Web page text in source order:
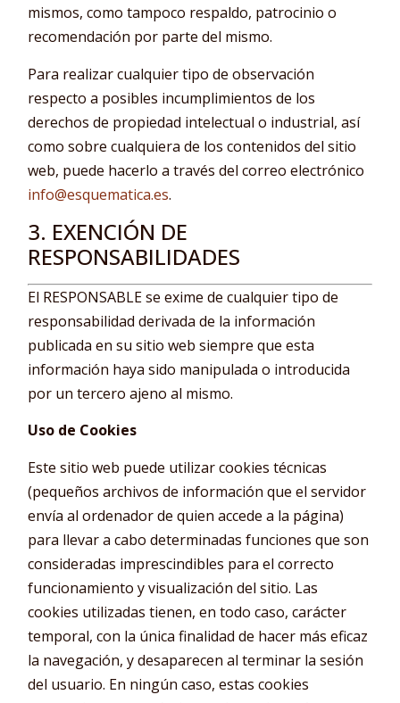
mismos, como tampoco respaldo, patrocinio o
recomendación por parte del mismo.
Para realizar cualquier tipo de observación
respecto a posibles incumplimientos de los
derechos de propiedad intelectual o industrial, así
como sobre cualquiera de los contenidos del sitio
web, puede hacerlo a través del correo electrónico
info@esquematica.es.
3. EXENCIÓN DE
RESPONSABILIDADES
El RESPONSABLE se exime de cualquier tipo de
responsabilidad derivada de la información
publicada en su sitio web siempre que esta
información haya sido manipulada o introducida
por un tercero ajeno al mismo.
Uso de Cookies
Este sitio web puede utilizar cookies técnicas
(pequeños archivos de información que el servidor
envía al ordenador de quien accede a la página)
para llevar a cabo determinadas funciones que son
consideradas imprescindibles para el correcto
funcionamiento y visualización del sitio. Las
cookies utilizadas tienen, en todo caso, carácter
temporal, con la única finalidad de hacer más eficaz
la navegación, y desaparecen al terminar la sesión
del usuario. En ningún caso, estas cookies